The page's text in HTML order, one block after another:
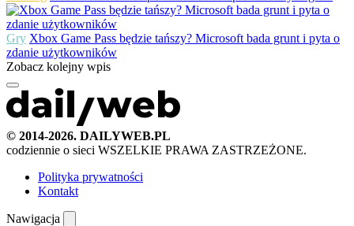
Gry Xbox Game Pass będzie tańszy? Microsoft bada grunt i pyta o
zdanie użytkowników
Zobacz kolejny wpis
© 2014-2026. DAILYWEB.PL
codziennie o sieci WSZELKIE PRAWA ZASTRZEŻONE.
Polityka prywatności
Kontakt
Nawigacja